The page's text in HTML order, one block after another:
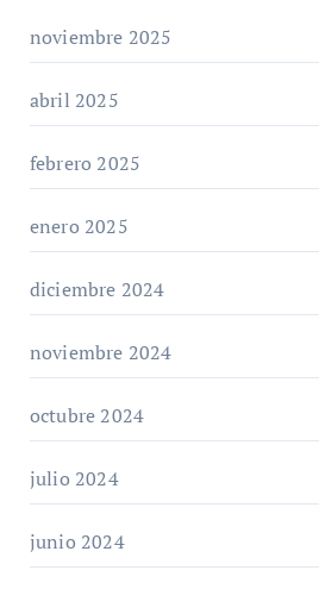
noviembre 2025
abril 2025
febrero 2025
enero 2025
diciembre 2024
noviembre 2024
octubre 2024
julio 2024
junio 2024